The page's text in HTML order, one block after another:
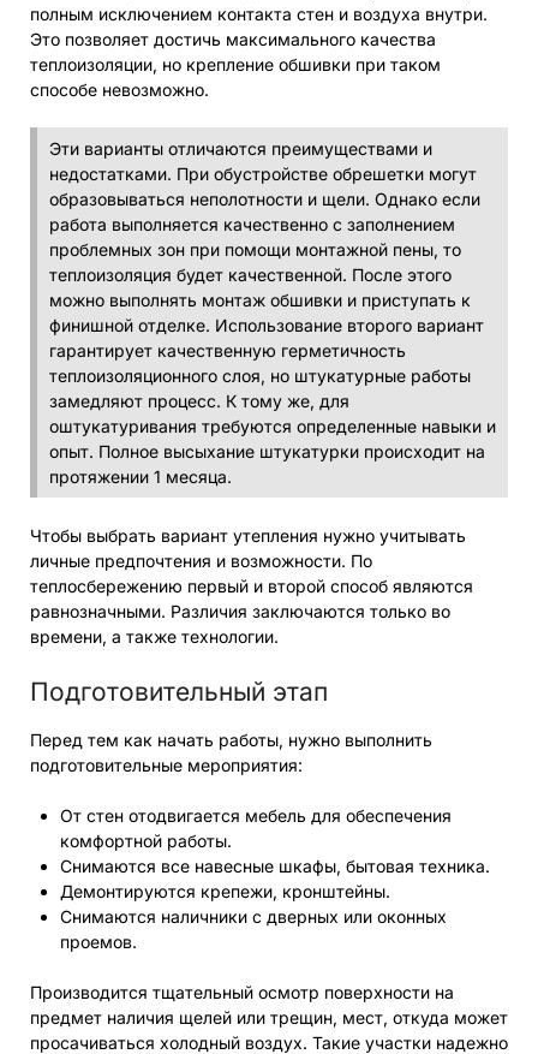
полным исключением контакта стен и воздуха внутри.
Это позволяет достичь максимального качества
теплоизоляции, но крепление обшивки при таком
способе невозможно.
Эти варианты отличаются преимуществами и
недостатками. При обустройстве обрешетки могут
образовываться неполотности и щели. Однако если
работа выполняется качественно с заполнением
проблемных зон при помощи монтажной пены, то
теплоизоляция будет качественной. После этого
можно выполнять монтаж обшивки и приступать к
финишной отделке. Использование второго вариант
гарантирует качественную герметичность
теплоизоляционного слоя, но штукатурные работы
замедляют процесс. К тому же, для
оштукатуривания требуются определенные навыки и
опыт. Полное высыхание штукатурки происходит на
протяжении 1 месяца.
Чтобы выбрать вариант утепления нужно учитывать
личные предпочтения и возможности. По
теплосбережению первый и второй способ являются
равнозначными. Различия заключаются только во
времени, а также технологии.
Подготовительный этап
Перед тем как начать работы, нужно выполнить
подготовительные мероприятия:
От стен отодвигается мебель для обеспечения
комфортной работы.
Снимаются все навесные шкафы, бытовая техника.
Демонтируются крепежи, кронштейны.
Снимаются наличники с дверных или оконных
проемов.
Производится тщательный осмотр поверхности на
предмет наличия щелей или трещин, мест, откуда может
просачиваться холодный воздух. Такие участки надежно